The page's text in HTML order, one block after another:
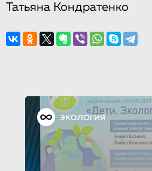
Татьяна Кондратенко
ЭКОЛОГИЯ